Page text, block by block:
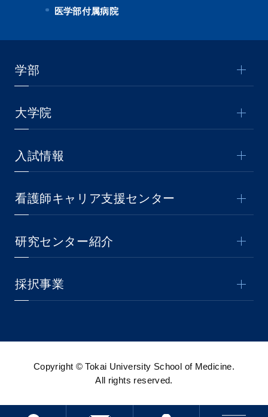
医学部付属病院
学部
大学院
入試情報
看護師キャリア支援センター
研究センター紹介
採択事業
Copyright © Tokai University School of Medicine.
All rights reserved.